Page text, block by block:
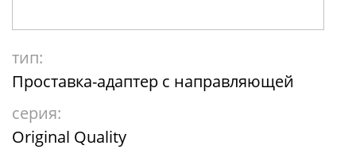
тип:
Проставка-адаптер с направляющей
серия:
Original Quality